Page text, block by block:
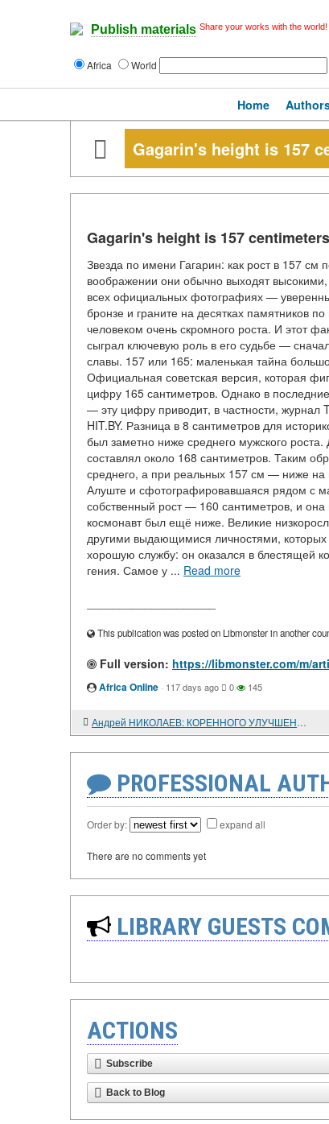
Publish materials Share your works with the world!
Africa World
Home
Gagarin's height is 157
Gagarin's height is 157
Звезда по имени Гагарин: как рост в 157 см
воображении они обычно выходят
всех официальных фотографиях —
бронзе и граните на десятках памятников
человеком очень скромного роста. И этот
сыграл ключевую роль в его судьбе —
славы. 157 или 165: маленькая тайна
Официальная советская версия, которая
цифру 165 сантиметров. Однако в
— эту цифру приводит, в частности, журнал
HIT.BY. Разница в 8 сантиметров для
был заметно ниже среднего мужского
составлял около 168 сантиметров. Таким
среднего, а при реальных 157 см — ниже
Алуште и сфотографировавшаяся рядом с
собственный рост — 160 сантиметров, и
космонавт был ещё ниже. Великие
другими выдающимися личностями,
хорошую службу: он оказался в блестящей
гения. Самое у ... Read more
This publication was posted on Libmonster in another
Full version: https://libmonster.com/m/
Africa Online · 117 days ago 0 145
Андрей НИКОЛАЕВ: КОРЕННОГО УЛУЧШЕНИЯ СОЦИАЛЬНОГО ПОЛОЖЕНИЯ ВОЕННОСЛУЖАЩИХ ПОКА НЕ ПРОИЗОШЛО
PROFESSIONAL
Order by: expand all
There are no comments yet
LIBRARY GUESTS
ACTIONS
Subscribe
Back to Blog